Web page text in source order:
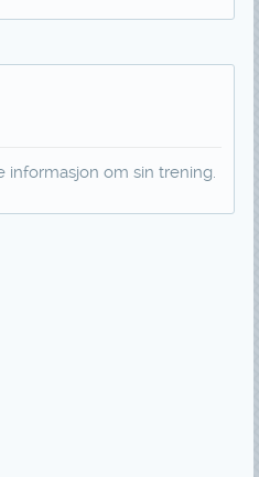
informasjon om sin trening.